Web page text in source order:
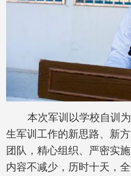
本次军训以学校自训
生军训工作的新思路、新
团队，精心组织、严密实
内容不减少，历时十天，